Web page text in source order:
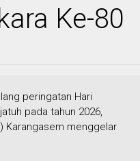
Ke-80
peringatan Hari
pada tahun 2026,
Karangasem menggelar